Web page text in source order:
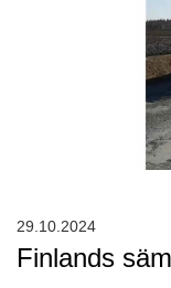
Finlands
29.10.2024